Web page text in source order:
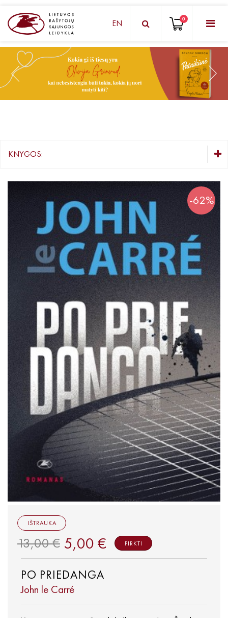
KNYGŲ DĖŽUTĖ - STAIGMENA
Grožinė literatūra
KNYGOS PIGIAU
Išparduota
EN 0
KNYGOS:
Lietuvių autorių literatūra
Užsienio autorių literatūra
Trileriai, detektyvai
Klasika
Apsakymai, novelės
Poezija, pjesės
Esė
Pirmoji knyga (PK)
Lietuvių literatūros lobynas. XX amžius
Knygos vaikams ir paaugliams
Negrožinė literatūra
El. knygos
Audioknygos
Knygos su autografais
KNYGOS PIGIAU
Išparduota
-62%
PO PRIEDANGA
John le Carré
IŠTRAUKA
13,00 € 5,00 € PIRKTI